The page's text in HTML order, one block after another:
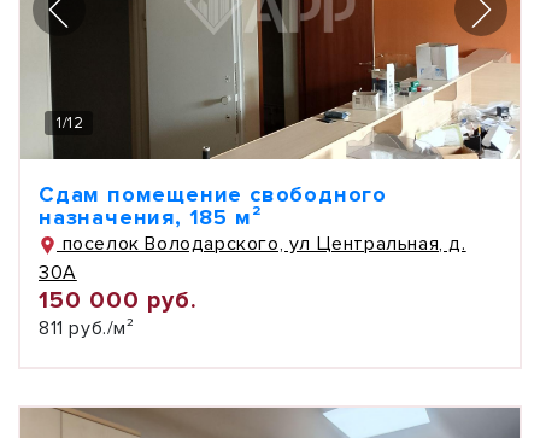
1/12
Сдам помещение свободного
назначения, 185 м²
поселок Володарского, ул Центральная, д.
30А
150 000 руб.
811 руб./м²